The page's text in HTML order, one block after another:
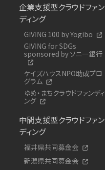
企業支援型クラウドファン
ディング
GIVING 100 by Yogibo
GIVING for SDGs
sponsored by ソニー銀行
ケイズハウスNPO助成プロ
グラム
ゆめ・まちクラウドファンディ
ング
中間支援型クラウドファン
ディング
福井県共同募金会
新潟県共同募金会